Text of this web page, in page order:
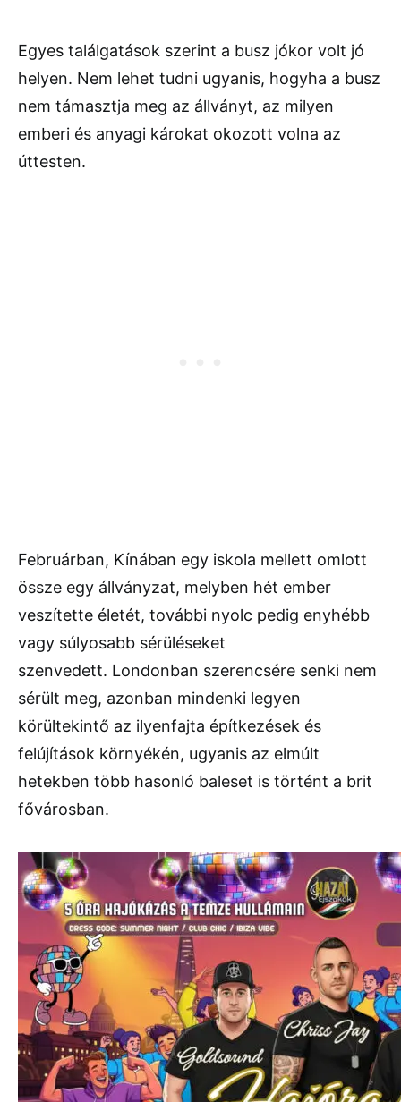
Egyes találgatások szerint a busz jókor volt jó
helyen. Nem lehet tudni ugyanis, hogyha a busz
nem támasztja meg az állványt, az milyen
emberi és anyagi károkat okozott volna az
úttesten.
Februárban, Kínában egy iskola mellett omlott
össze egy állványzat, melyben hét ember
veszítette életét, további nyolc pedig enyhébb
vagy súlyosabb sérüléseket
szenvedett. Londonban szerencsére senki nem
sérült meg, azonban mindenki legyen
körültekintő az ilyenfajta építkezések és
felújítások környékén, ugyanis az elmúlt
hetekben több hasonló baleset is történt a brit
fővárosban.